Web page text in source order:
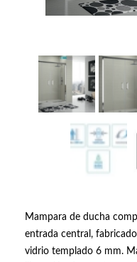
Mampara de ducha
entrada central,
vidrio templado 6 mm.